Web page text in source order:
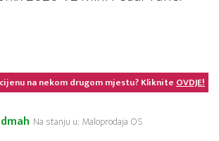
na nekom drugom mjestu? KlikniteOVDJE!
Na stanju u: Maloprodaja OS